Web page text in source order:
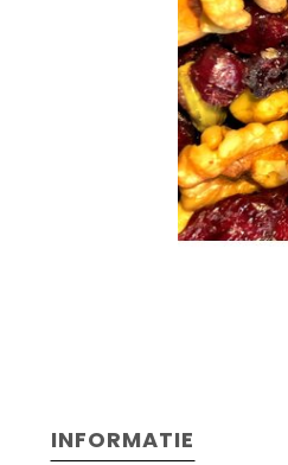
INFORMATIE